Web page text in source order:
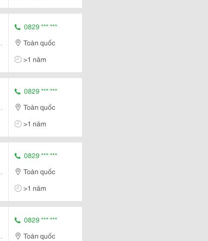
0829 *** ***
Toàn quốc
>1 năm
0829 *** ***
Toàn quốc
>1 năm
0829 *** ***
Toàn quốc
>1 năm
0829 *** ***
Toàn quốc